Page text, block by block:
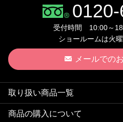
受付時間 10:00～
ショールームは火曜
メールでの
取り扱い商品一覧
商品の購入について